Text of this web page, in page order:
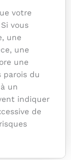
votre
vous
une
une
une
parois du
un
indiquer
de